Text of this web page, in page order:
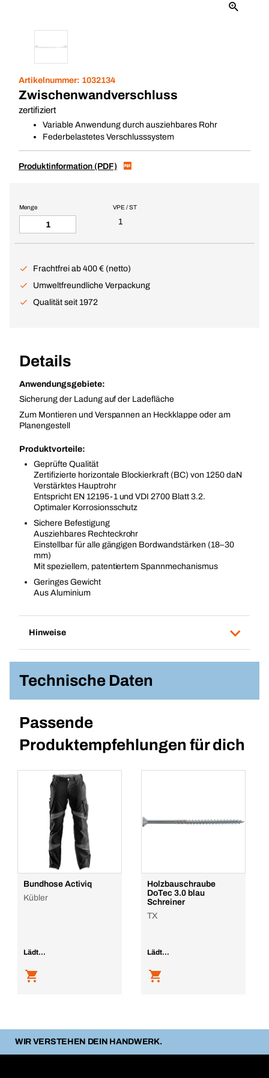
Artikelnummer: 1032134
Zwischenwandverschluss
zertifiziert
Variable Anwendung durch ausziehbares Rohr
Federbelastetes Verschlusssystem
Produktinformation (PDF)
VPE / ST
1
Menge
Frachtfrei ab 400 € (netto)
Umweltfreundliche Verpackung
Qualität seit 1972
Details
Anwendungsgebiete:
Sicherung der Ladung auf der Ladefläche
Zum Montieren und Verspannen an Heckklappe oder am
Planengestell
Produktvorteile:
Geprüfte Qualität
Zertifizierte horizontale Blockierkraft (BC) von 1250 daN
Verstärktes Hauptrohr
Entspricht EN 12195-1 und VDI 2700 Blatt 3.2.
Optimaler Korrosionsschutz
Sichere Befestigung
Ausziehbares Rechteckrohr
Einstellbar für alle gängigen Bordwandstärken (18–30
mm)
Mit speziellem, patentiertem Spannmechanismus
Geringes Gewicht
Aus Aluminium
Hinweise
Technische Daten
Passende
Produktempfehlungen für dich
Bundhose Activiq
Kübler
Lädt...
Holzbauschraube
DoTec 3.0 blau
Schreiner
TX
Lädt...
WIR VERSTEHEN DEIN HANDWERK.